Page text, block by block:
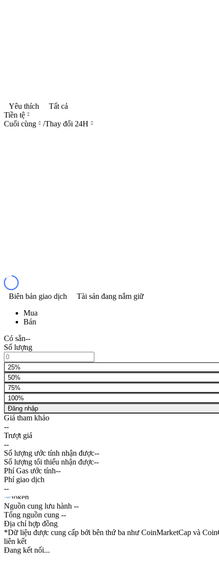
Yêu thích
Tất cả
Tiền tệ
Cuối cùng
/Thay đổi 24H
Biên bản giao dịch
Tài sản đang nắm giữ
Mua
Bán
Có sẵn--
Số lượng
25%
50%
75%
100%
Đăng nhập
Giá tham khảo
--
Trượt giá
--
Số lượng ước tính nhận được--
Số lượng tối thiểu nhận được--
Phí Gas ước tính--
Phí giao dịch
--
Nguồn cung lưu hành --
Tổng nguồn cung --
Địa chỉ hợp đồng
*Dữ liệu được cung cấp bởi bên thứ ba như CoinMarketCap và
liên kết
Đang kết nối...